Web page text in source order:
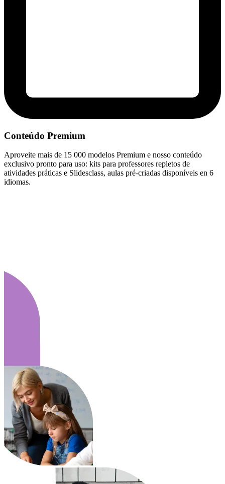
Conteúdo Premium
Aproveite mais de 15 000 modelos Premium e nosso conteúdo
exclusivo pronto para uso: kits para professores repletos de
atividades práticas e Slidesclass, aulas pré-criadas disponíveis en 6
idiomas.